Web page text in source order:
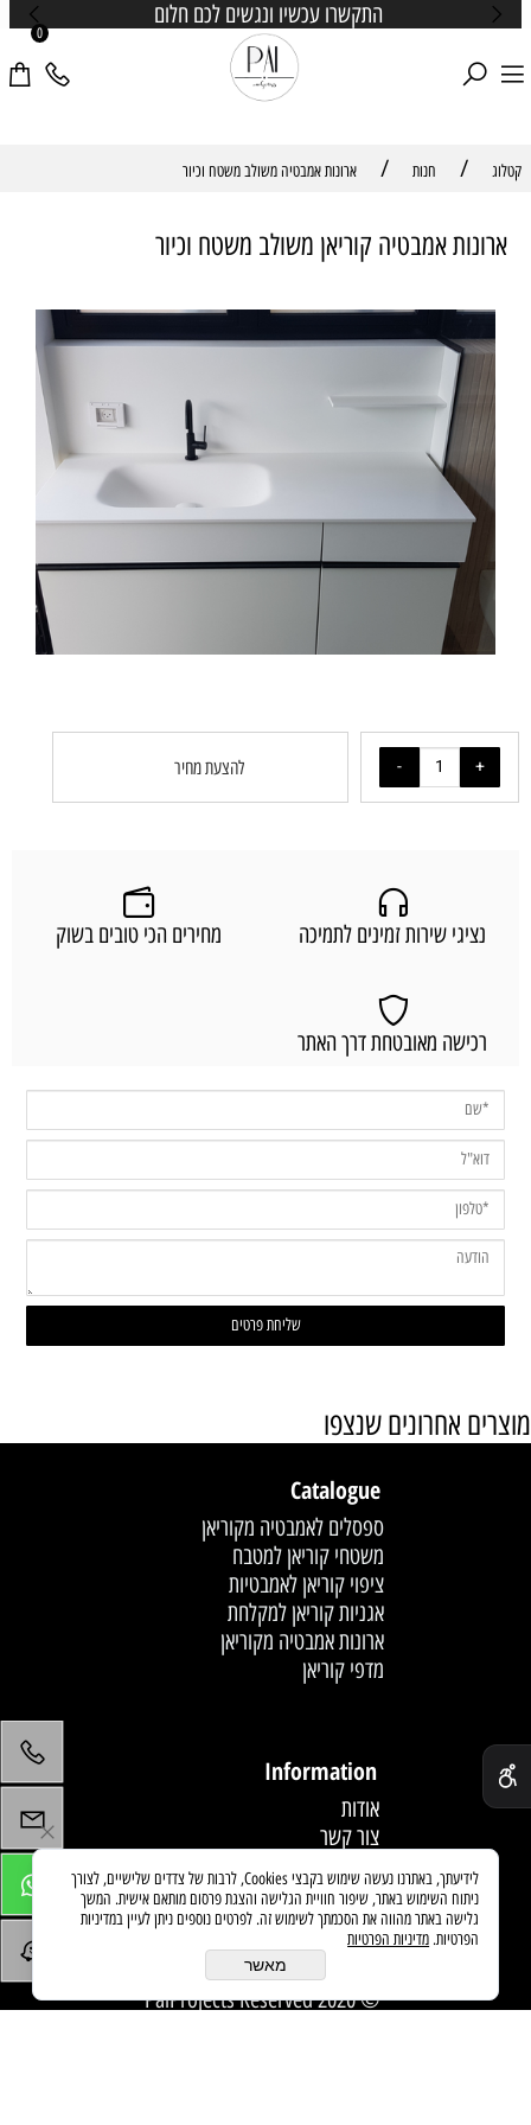
התקשרו עכשיו ונגשים לכם חלום
0
קטלוג / חנות / ארונות אמבטיה משולב משטח וכיור
ארונות אמבטיה קוריאן משולב משטח וכיור
להצעת מחיר
נציגי שירות זמינים לתמיכה מחירים הכי טובים בשוק
רכישה מאובטחת דרך האתר
מוצרים אחרונים שנצפו
Catalogue
ספסלים לאמבטיה מקוריאן
משטחי קוריאן למטבח
ציפוי קוריאן לאמבטיות
אגניות קוריאן למקלחת
ארונות אמבטיה מקוריאן
מדפי קוריאן
Information
אודות
צור קשר
מדיניות משלוחים
מאמרים
© 2020 PaiProjects Reserved
לידיעתך, באתרנו נעשה שימוש בקבצי Cookies, לרבות של צדדים שלישיים, לצורך
ניתוח השימוש באתר, שיפור חוויית הגלישה והצגת פרסום מותאם אישית. המשך
גלישה באתר מהווה את הסכמתך לשימוש זה. לפרטים נוספים ניתן לעיין במדיניות
הפרטיות. מדיניות הפרטיות
מאשר